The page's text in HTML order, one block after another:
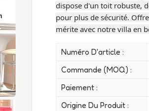
dispose d'un toit robuste,
pour plus de sécurité.
mérite avec notre villa en
Numéro D'article :
Commande (MOQ) :
Paiement :
Origine Du Produit :